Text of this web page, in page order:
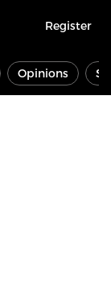
Register
Opinions